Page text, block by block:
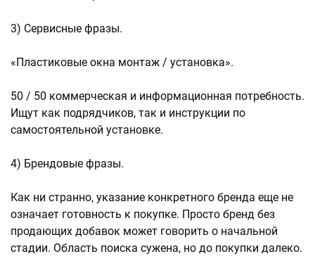
3) Сервисные фразы.
«Пластиковые окна монтаж / установка».
50 / 50 коммерческая и информационная потребность.
Ищут как подрядчиков, так и инструкции по
самостоятельной установке.
4) Брендовые фразы.
Как ни странно, указание конкретного бренда еще не
означает готовность к покупке. Просто бренд без
продающих добавок может говорить о начальной
стадии. Область поиска сужена, но до покупки далеко.